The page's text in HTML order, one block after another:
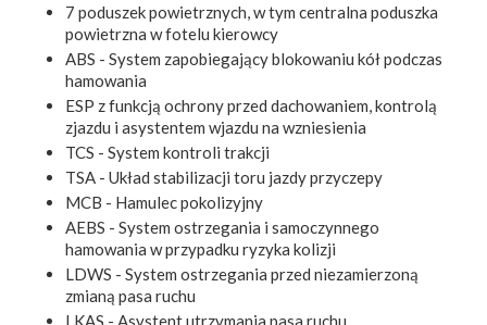
7 poduszek powietrznych, w tym centralna poduszka
powietrzna w fotelu kierowcy
ABS - System zapobiegający blokowaniu kół podczas
hamowania
ESP z funkcją ochrony przed dachowaniem, kontrolą
zjazdu i asystentem wjazdu na wzniesienia
TCS - System kontroli trakcji
TSA - Układ stabilizacji toru jazdy przyczepy
MCB - Hamulec pokolizyjny
AEBS - System ostrzegania i samoczynnego
hamowania w przypadku ryzyka kolizji
LDWS - System ostrzegania przed niezamierzoną
zmianą pasa ruchu
LKAS - Asystent utrzymania pasa ruchu